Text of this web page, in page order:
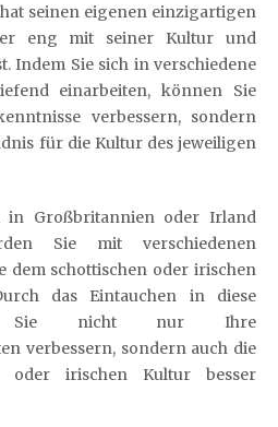
seinen eigenen einzigartigen
eng mit seiner Kultur und
Indem Sie sich in verschiedene
einarbeiten, können Sie
verbessern, sondern
für die Kultur des jeweiligen
in Großbritannien oder Irland
Sie mit verschiedenen
dem schottischen oder irischen
das Eintauchen in diese
Sie nicht nur Ihre
verbessern, sondern auch die
oder irischen Kultur besser